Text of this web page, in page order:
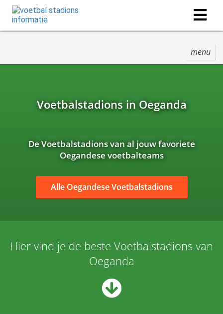
menu
Voetbalstadions in Oeganda
De Voetbalstadions van al jouw favoriete
Oegandese voetbalteams
Alle Oegandese Voetbalstadions
Hier vind je de beste Voetbalstadions van
Oeganda